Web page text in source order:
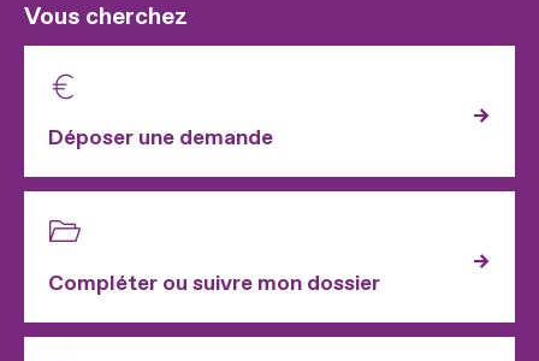
Vous cherchez
Déposer une demande
Compléter ou suivre mon dossier